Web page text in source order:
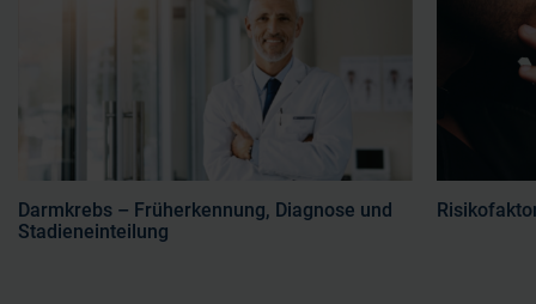
Darmkrebs – Früherkennung, Diagnose und
Stadieneinteilung